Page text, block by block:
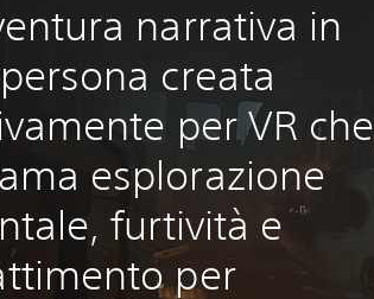
narrativa in
creata
per VR che
esplorazione
furtività e
per